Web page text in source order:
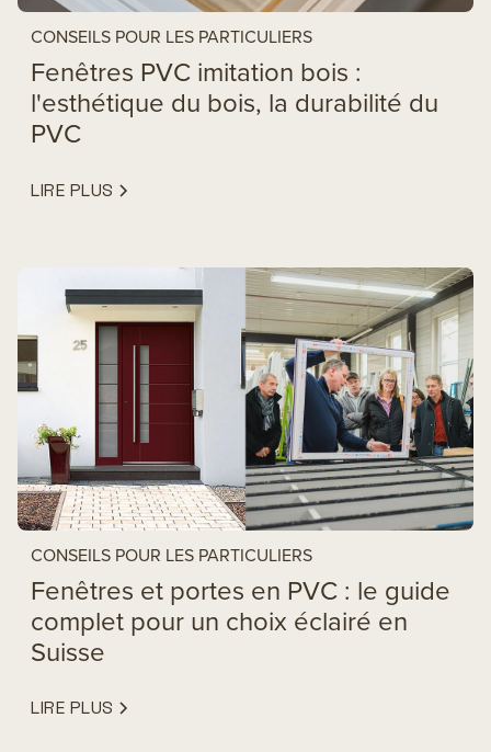
CONSEILS POUR LES PARTICULIERS
Fenêtres PVC imitation bois :
l'esthétique du bois, la durabilité du
PVC
LIRE PLUS
CONSEILS POUR LES PARTICULIERS
Fenêtres et portes en PVC : le guide
complet pour un choix éclairé en
Suisse
LIRE PLUS